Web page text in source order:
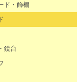
ド・飾棚
鏡台